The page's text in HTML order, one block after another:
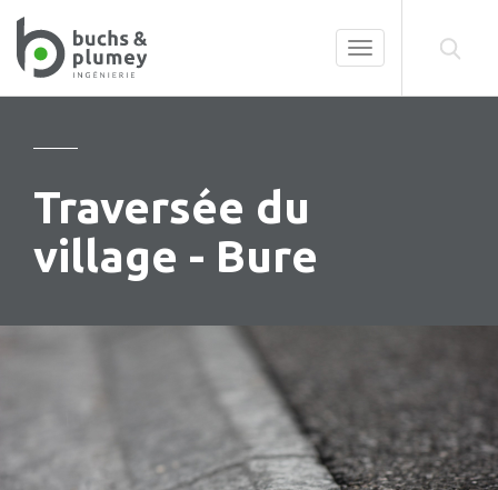
Toggle
navigation
Traversée du
village - Bure